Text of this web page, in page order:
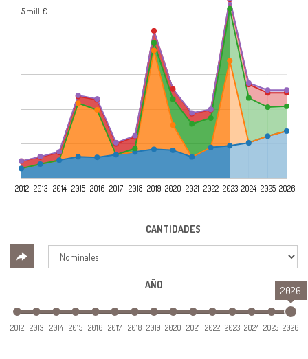
2012 2013 2014 2015 2016 2017 2018 2019 2020 2021 2022 2023 2024 2025 2026
5 mill. €
CANTIDADES
AÑO 2026
2012 2013 2014 2015 2016 2017 2018 2019 2020 2021 2022 2023 2024 2025 2026